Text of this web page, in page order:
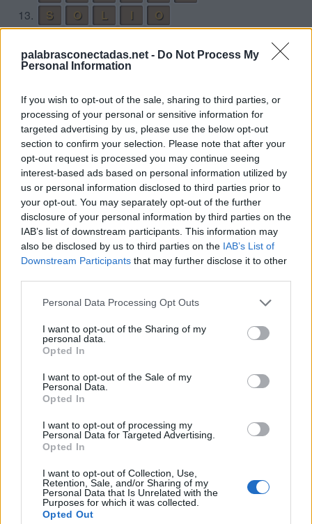
palabrasconectadas.net - Do Not Process My
Personal Information
If you wish to opt-out of the sale, sharing to third parties, or
processing of your personal or sensitive information for
targeted advertising by us, please use the below opt-out
section to confirm your selection. Please note that after your
opt-out request is processed you may continue seeing
interest-based ads based on personal information utilized by
us or personal information disclosed to third parties prior to
your opt-out. You may separately opt-out of the further
disclosure of your personal information by third parties on the
IAB’s list of downstream participants. This information may
also be disclosed by us to third parties on the IAB’s List of
Downstream Participants that may further disclose it to other
Personal Data Processing Opt Outs
I want to opt-out of the Sharing of my
personal data.
Opted In
I want to opt-out of the Sale of my
Personal Data.
Opted In
I want to opt-out of processing my
Personal Data for Targeted Advertising.
Opted In
I want to opt-out of Collection, Use,
Retention, Sale, and/or Sharing of my
Personal Data that Is Unrelated with the
Purposes for which it was collected.
Opted Out
13.
S O L I
O
Desafío 6
1.
L E E
R
2.
L E V
E
3.
O L E
R
4. R E L E V
O
5. R E V E L
O
6. R O E
L
7. R O L
E
8.
V E E
R
V E L
O
V E R
Desafío 7
E L L
A
L A
L E A
L
L E T A
L
T A